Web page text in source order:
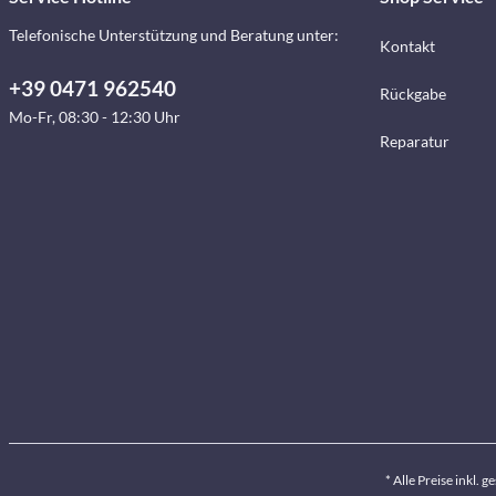
Telefonische Unterstützung und Beratung unter:
+39 0471 962540
Mo-Fr, 08:30 - 12:30 Uhr
Kontakt
Rückgabe
Reparatur
* Alle Preise inkl.